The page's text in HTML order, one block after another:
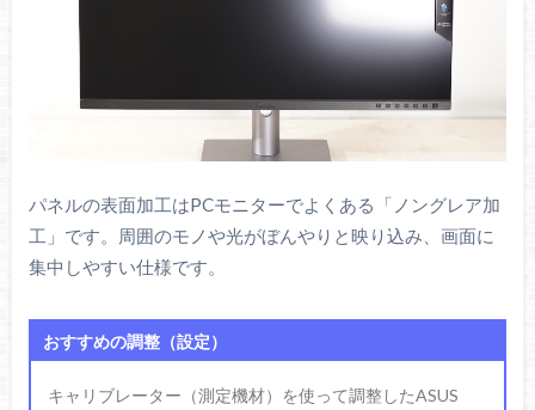
パネルの表面加工はPCモニターでよくある「ノングレア加
工」です。周囲のモノや光がぼんやりと映り込み、画面に
集中しやすい仕様です。
おすすめの調整（設定）
キャリブレーター（測定機材）を使って調整したASUS